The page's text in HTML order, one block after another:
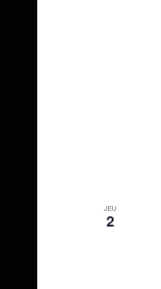
JEU
2